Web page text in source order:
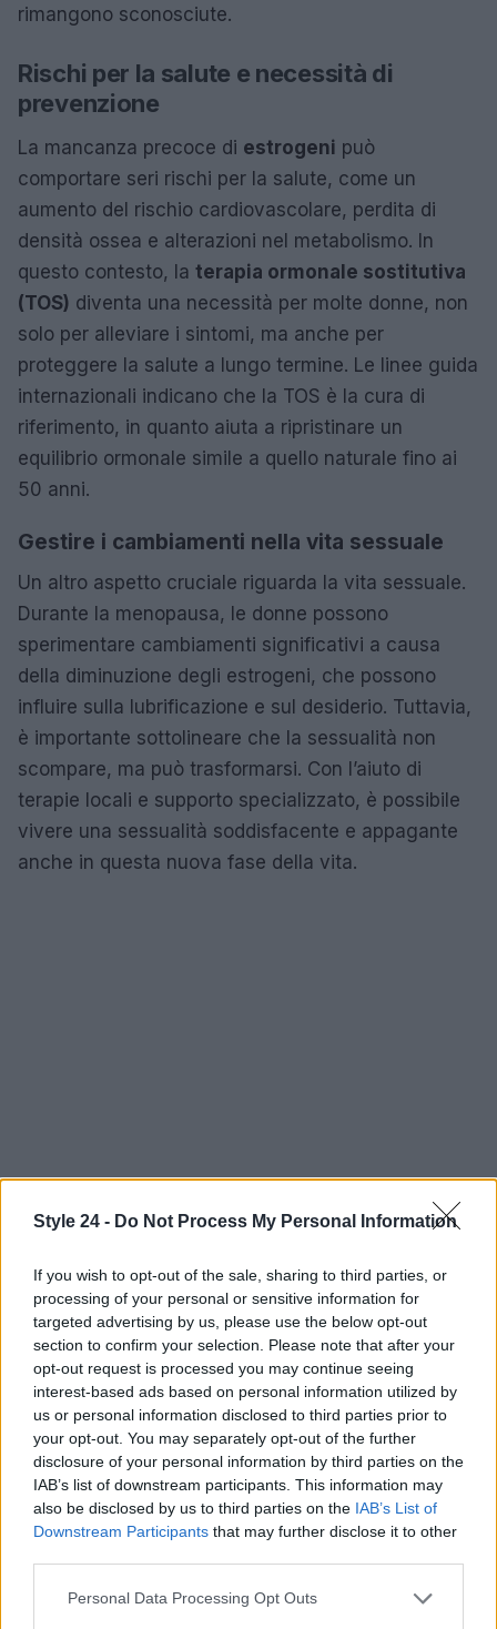
Style 24 - Do Not Process My Personal Information
If you wish to opt-out of the sale, sharing to third parties, or
processing of your personal or sensitive information for
targeted advertising by us, please use the below opt-out
section to confirm your selection. Please note that after your
opt-out request is processed you may continue seeing
interest-based ads based on personal information utilized by
us or personal information disclosed to third parties prior to
your opt-out. You may separately opt-out of the further
disclosure of your personal information by third parties on the
IAB’s list of downstream participants. This information may
also be disclosed by us to third parties on the IAB’s List of
Downstream Participants that may further disclose it to other
Please note that this website/app uses one or more Google
Personal Data Processing Opt Outs
rimangono sconosciute.
Rischi per la salute e necessità di
prevenzione
La mancanza precoce di estrogeni può
comportare seri rischi per la salute, come un
aumento del rischio cardiovascolare, perdita di
densità ossea e alterazioni nel metabolismo. In
questo contesto, la terapia ormonale sostitutiva
(TOS) diventa una necessità per molte donne, non
solo per alleviare i sintomi, ma anche per
proteggere la salute a lungo termine. Le linee guida
internazionali indicano che la TOS è la cura di
riferimento, in quanto aiuta a ripristinare un
equilibrio ormonale simile a quello naturale fino ai
50 anni.
Gestire i cambiamenti nella vita sessuale
Un altro aspetto cruciale riguarda la vita sessuale.
Durante la menopausa, le donne possono
sperimentare cambiamenti significativi a causa
della diminuzione degli estrogeni, che possono
influire sulla lubrificazione e sul desiderio. Tuttavia,
è importante sottolineare che la sessualità non
scompare, ma può trasformarsi. Con l’aiuto di
terapie locali e supporto specializzato, è possibile
vivere una sessualità soddisfacente e appagante
anche in questa nuova fase della vita.
Affrontare la menopausa con consapevolezza e
informazione è fondamentale. La figura della
dottoressa Di Pace e le iniziative in corso
rappresentano un passo importante verso la
valorizzazione di questa fase della vita femminile,
incoraggiando le donne a vivere la menopausa non
come una fine, ma come un’opportunità di
rinnovamento e crescita.
AUTORE